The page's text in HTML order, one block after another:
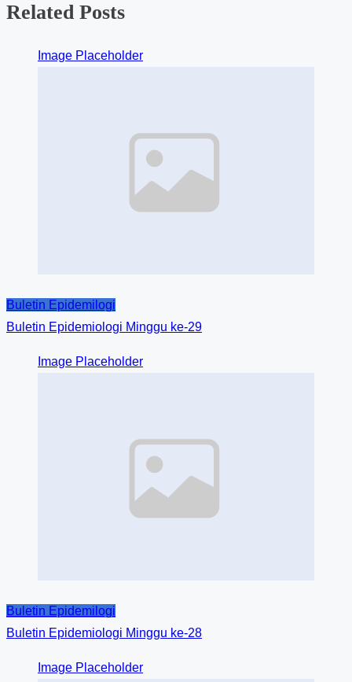
Related Posts
Image Placeholder
Buletin Epidemilogi
Buletin Epidemiologi Minggu ke-29
Image Placeholder
Buletin Epidemilogi
Buletin Epidemiologi Minggu ke-28
Image Placeholder